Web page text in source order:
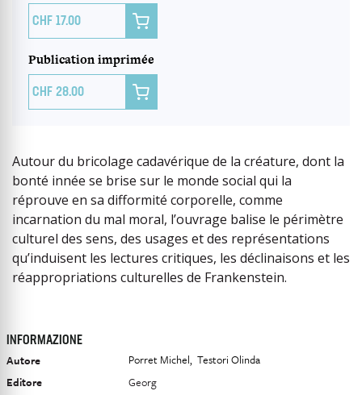
17.00 
Publication imprimée
28.00 
Autour du bricolage cadavérique de la créature, dont la
bonté innée se brise sur le monde social qui la
réprouve en sa difformité corporelle, comme
incarnation du mal moral, l’ouvrage balise le périmètre
culturel des sens, des usages et des représentations
qu’induisent les lectures critiques, les déclinaisons et les
réappropriations culturelles de Frankenstein.
INFORMAZIONE
Autore Porret Michel Testori Olinda
Editore
Georg